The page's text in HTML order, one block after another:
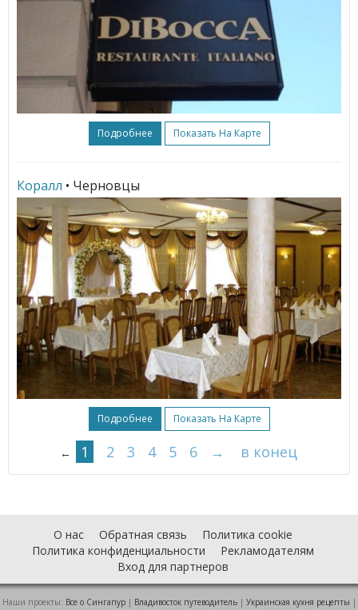
Подробнее Показать На Карте
Коралл • Черновцы
Подробнее Показать На Карте
← 1 2 3 4 5 6 → в конец
О нас Обратная связь
Политика cookie
Политика конфиденциальности
Рекламодателям
Вход для партнеров
Наши проекты: Все о Cингапур| Владивосток путеводитель| Украинская кухня рецепты |